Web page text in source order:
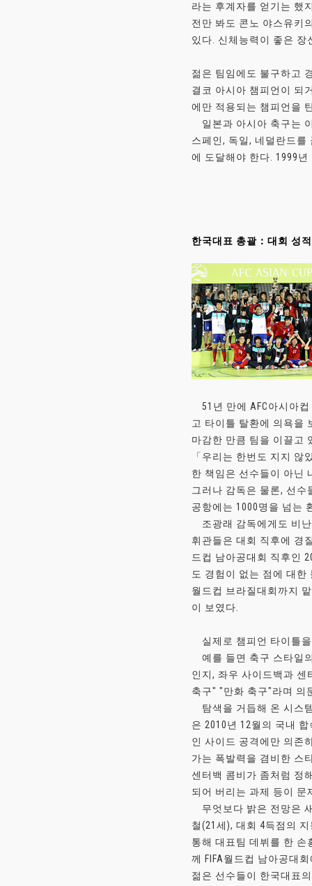
라는 후계자를 얻기는 했
전만 봐도 콘노 야스유키
있다. 신체능력이 좋은 장
젊은 팀임에도 불구하고
결코 아시아 챔피언이 되
에만 적용되는 챔피언을
일본과 아시아 축구는
스페인, 독일, 네덜란드
에 도달해야 한다. 1999
한국대표 총괄：대회 성
51년 만에 AFC아시아
고 타이틀 탈환에 의욕을
마감한 만큼 팀을 이끌고
「우리는 한번도 지지
한 책임은 선수들이 아닌
그러나 감독은 물론, 선
공항에는 1000명을 넘는
조광래 감독에게도 비난
휘관들은 대회 직후에 경
드컵 남아공대회 직후인
도 경험이 없는 점에 대한
월드컵 브라질대회까지
이 보였다.
실제로 챔피언 타이틀을
예를 들면 축구 스타일
인지, 좌우 사이드백과
축구" "만화 축구"라며 의
탐색을 거듭해 온 시스
은 2010년 12월의 국내
인 사이드 공격에만 의존
가는 폭발력을 겸비한 스
센터백 콤비가 좀처럼 정
되어 버리는 과제 등이
무엇보다 밝은 전망은
철(21세), 대회 4득점의
통해 대표팀 데뷔를 한
께 FIFA월드컵 남아공대
젊은 선수들이 한국대표